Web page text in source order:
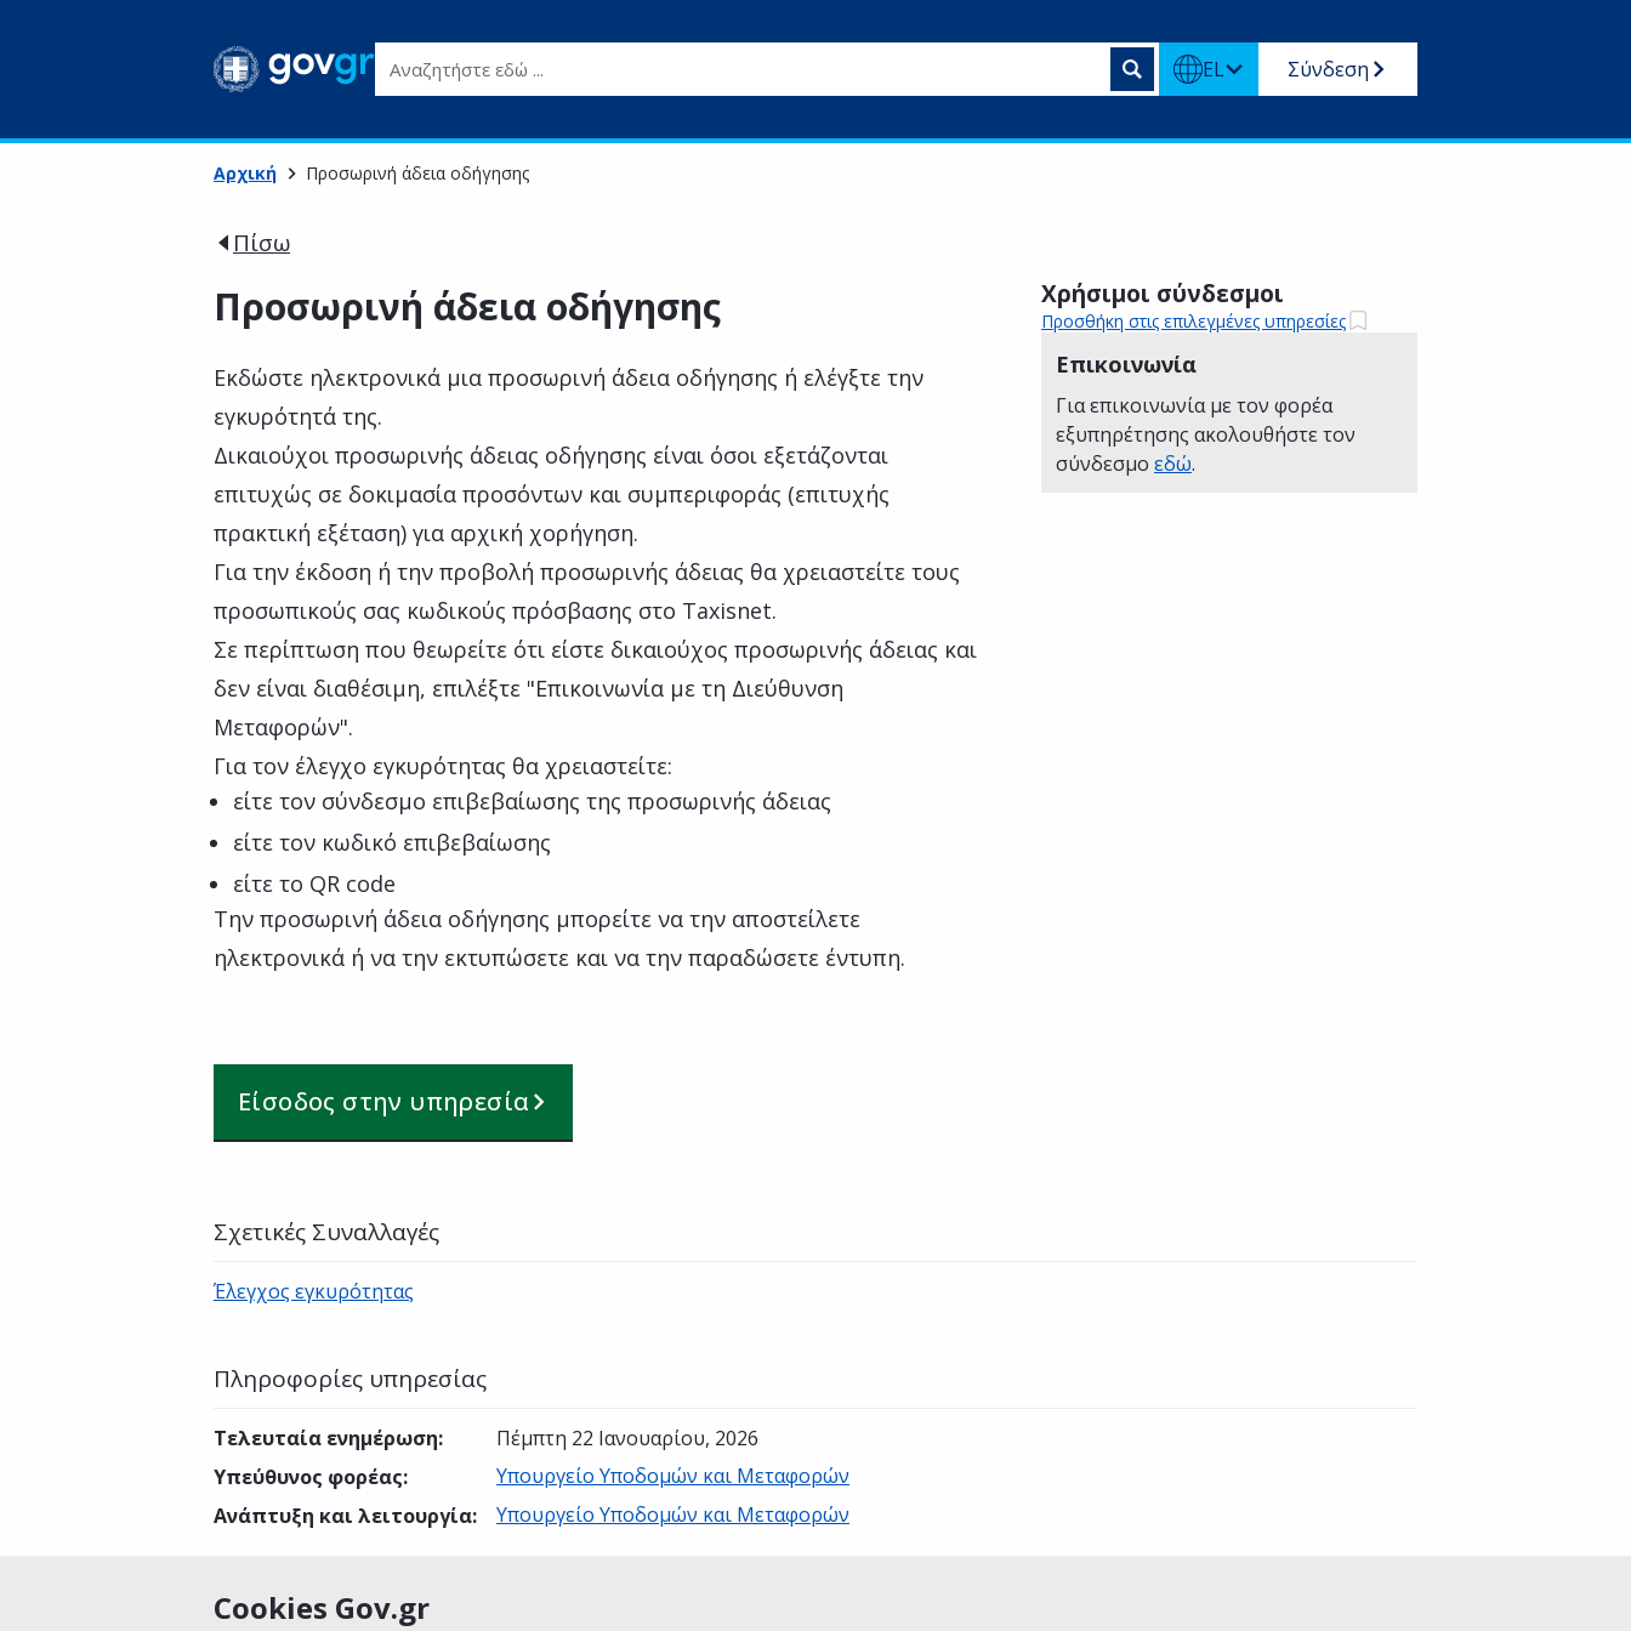
Cookies Gov.gr
Αναζητήστε εδώ ... EL Σύνδεση
Αρχική Προσωρινή άδεια οδήγησης
Πίσω
Προσωρινή άδεια οδήγησης
Εκδώστε ηλεκτρονικά μια προσωρινή άδεια οδήγησης ή ελέγξτε την
εγκυρότητά της.
Δικαιούχοι προσωρινής άδειας οδήγησης είναι όσοι εξετάζονται
επιτυχώς σε δοκιμασία προσόντων και συμπεριφοράς (επιτυχής
πρακτική εξέταση) για αρχική χορήγηση.
Για την έκδοση ή την προβολή προσωρινής άδειας θα χρειαστείτε τους
προσωπικούς σας κωδικούς πρόσβασης στο Taxisnet.
Σε περίπτωση που θεωρείτε ότι είστε δικαιούχος προσωρινής άδειας και
δεν είναι διαθέσιμη, επιλέξτε "Επικοινωνία με τη Διεύθυνση
Μεταφορών".
Για τον έλεγχο εγκυρότητας θα χρειαστείτε:
είτε τον σύνδεσμο επιβεβαίωσης της προσωρινής άδειας
είτε τον κωδικό επιβεβαίωσης
είτε το QR code
Την προσωρινή άδεια οδήγησης μπορείτε να την αποστείλετε
ηλεκτρονικά ή να την εκτυπώσετε και να την παραδώσετε έντυπη.
Είσοδος στην υπηρεσία
Χρήσιμοι σύνδεσμοι
Προσθήκη στις επιλεγμένες υπηρεσίες
Επικοινωνία
Για επικοινωνία με τον φορέα
εξυπηρέτησης ακολουθήστε τον
σύνδεσμο εδώ.
Σχετικές Συναλλαγές
Έλεγχος εγκυρότητας
Πληροφορίες υπηρεσίας
Τελευταία ενημέρωση:
Πέμπτη 22 Ιανουαρίου, 2026
Υπεύθυνος φορέας:
Υπουργείο Υποδομών και Μεταφορών
Ανάπτυξη και λειτουργία: Υπουργείο Υποδομών και Μεταφορών